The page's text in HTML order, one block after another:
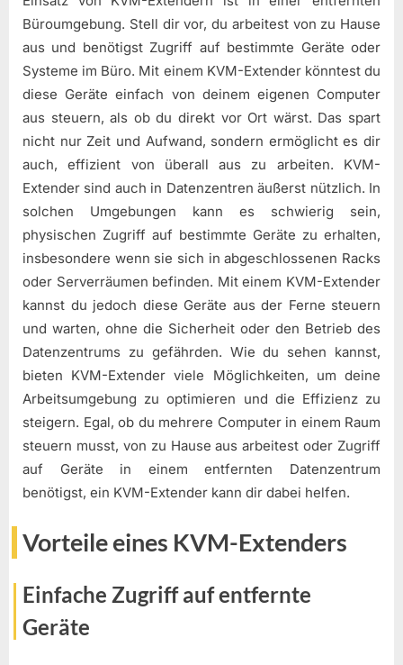
Büroumgebung. Stell dir vor, du arbeitest von zu Hause
aus und benötigst Zugriff auf bestimmte Geräte oder
Systeme im Büro. Mit einem KVM-Extender könntest du
diese Geräte einfach von deinem eigenen Computer
aus steuern, als ob du direkt vor Ort wärst. Das spart
nicht nur Zeit und Aufwand, sondern ermöglicht es dir
auch, effizient von überall aus zu arbeiten. KVM-
Extender sind auch in Datenzentren äußerst nützlich. In
solchen Umgebungen kann es schwierig sein,
physischen Zugriff auf bestimmte Geräte zu erhalten,
insbesondere wenn sie sich in abgeschlossenen Racks
oder Serverräumen befinden. Mit einem KVM-Extender
kannst du jedoch diese Geräte aus der Ferne steuern
und warten, ohne die Sicherheit oder den Betrieb des
Datenzentrums zu gefährden. Wie du sehen kannst,
bieten KVM-Extender viele Möglichkeiten, um deine
Arbeitsumgebung zu optimieren und die Effizienz zu
steigern. Egal, ob du mehrere Computer in einem Raum
steuern musst, von zu Hause aus arbeitest oder Zugriff
auf Geräte in einem entfernten Datenzentrum
benötigst, ein KVM-Extender kann dir dabei helfen.
Vorteile eines KVM-Extenders
Einfache Zugriff auf entfernte
Geräte